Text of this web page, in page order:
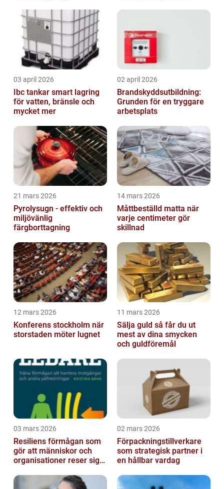
03 april 2026
Ibc tankar smart lagring
för vatten, bränsle och
mycket mer
02 april 2026
Brandskyddsutbildning:
Grunden för en tryggare
arbetsplats
21 mars 2026
Pyrolysugn - effektiv och
miljövänlig
färgborttagning
14 mars 2026
Måttbeställd matta när
varje centimeter gör
skillnad
12 mars 2026
Konferens stockholm när
storstaden möter lugnet
11 mars 2026
Sälja guld så får du ut
mest av dina smycken
och guldföremål
03 mars 2026
Resiliens förmågan som
gör att människor och
organisationer reser sig
02 mars 2026
Förpackningstillverkare
som strategisk partner i
en hållbar vardag